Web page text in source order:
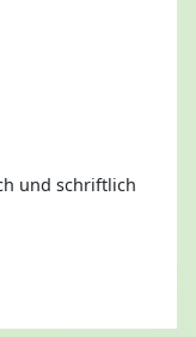
und schriftlich